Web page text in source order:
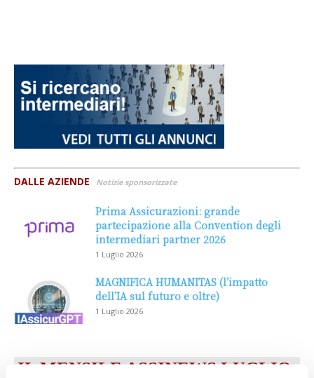
DALLE AZIENDE Notizie sponsorizzate
Prima Assicurazioni: grande
partecipazione alla Convention degli
intermediari partner 2026
1 Luglio 2026
MAGNIFICA HUMANITAS (l’impatto
dell’IA sul futuro e oltre)
1 Luglio 2026
IL MENSILE ASSINEWS LUGLIO-